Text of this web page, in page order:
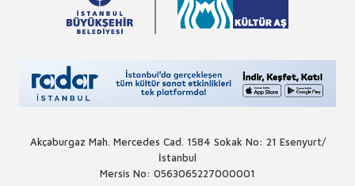
Akçaburgaz Mah. Mercedes Cad. 1584 Sokak No: 21 Esenyurt/
İstanbul
Mersis No: 0563065227000001